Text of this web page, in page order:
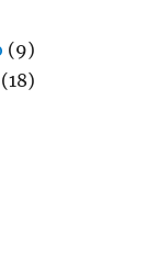
(9)
(18)